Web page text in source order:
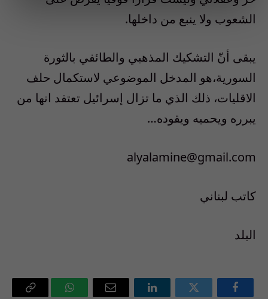
الشعوب ولا ينبع من داخلها.
يبقى أنّ التشكيك المذهبي والطائفي بالثورة
السورية،هو المدخل الموضوعي لاستكمال حلف
الاقليات، ذلك الذي ما تزال إسرائيل تعتقد انها من
يبرره ويحميه ويقوده…
alyalamine@gmail.com
كاتب لبناني
البلد
فيسبوك تويتر لينكدإن
البريد
واتساب Copy